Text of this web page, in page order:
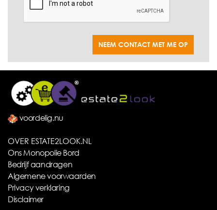
NEEM CONTACT MET ME OP
voordelig.nu
OVER ESTATE2LOOK.NL
Ons Monopolie Bord
Bedrijf aandragen
Algemene voorwaarden
Privacy verklaring
Disclaimer